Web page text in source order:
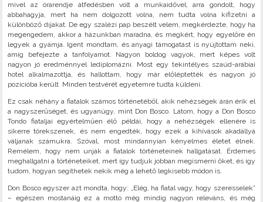
mivel az órarendje átfedésben volt a munkaidővel, arra gondolt, hogy
abbahagyja, mert ha nem dolgozott volna, nem tudta volna kifizetni a
különböző díjakat. De egy szalézi pap beszélt velem, megkérdezte, hogy ha
megengedem, akkor a házunkban maradna, és megkért, hogy egyelőre én
legyek a gyámja. Igent mondtam, és anyagi támogatást is nyújtottam neki,
amíg befejezte a tanfolyamot. Nagyon boldog vagyok, mert képes volt
nagyon jó eredménnyel lediplomázni. Most egy tekintélyes szaúd-arábiai
hotel alkalmazottja, és hallottam, hogy már előléptették és nagyon jó
pozícióba került. Minden testvérét egyetemre tudta küldeni.
Ez csak néhány a fiatalok számos történetéből, akik nehézségek árán érik el
a nagyszerűséget, és ugyanúgy, mint Don Bosco. Látom, hogy a Don Bosco
Tondo fiataljai egyértelműen élő példái, hogy a nehézségek ellenére is
sikerre törekszenek, és nem engedték, hogy ezek a kihívások akadállyá
váljanak számukra. Szóval, most mindannyian kényelmes életet élnek.
Remélem, hogy nem unják a fiatalok történeteinek hallgatását. Érdemes
meghallgatni a történeteiket, mert így tudjuk jobban megismerni őket, és így
tudom, hogyan segíthetek nekik még a lehető legkisebb módon is.
Don Bosco egyszer azt mondta, hogy: „Elég, ha fiatal vagy, hogy szeresselek”
– egészen mostanáig ez a mottó még mindig nagyon releváns, és még